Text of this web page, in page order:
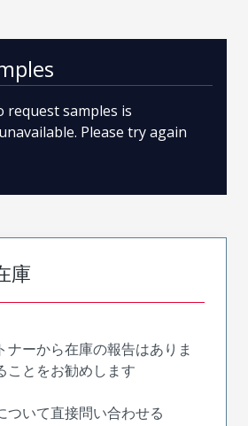
request samples is
Please try again
庫
ナーから在庫の報告はありま
ことをお勧めします
ついて直接問い合わせる